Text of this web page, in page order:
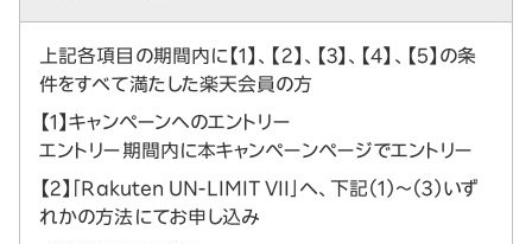
上記各項目の期間内に【1】、【2】、【3】、【4】、【5】の条
件をすべて満たした楽天会員の方
【1】キャンペーンへのエントリー
エントリー期間内に本キャンペーンページでエントリー
【2】「Rakuten UN-LIMIT VII」へ、下記（1）～（3）いず
れかの方法にてお申し込み